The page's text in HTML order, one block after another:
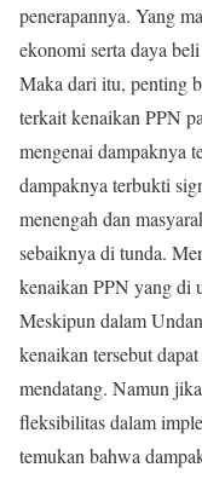
penerapannya. Yang
ekonomi serta daya
Maka dari itu, penting
terkait kenaikan PPN
mengenai dampaknya
dampaknya terbukti
menengah dan
sebaiknya di tunda.
kenaikan PPN yang di
Meskipun dalam
kenaikan tersebut
mendatang. Namun
fleksibilitas dalam
temukan bahwa